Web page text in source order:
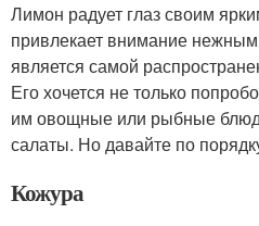
Лимон радует глаз своим
привлекает внимание
является самой
Его хочется не только
им овощные или рыбные
салаты. Но давайте по
Кожура